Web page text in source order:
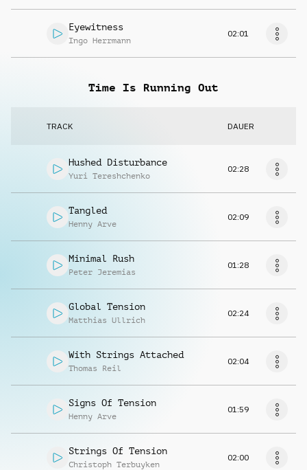
Eyewitness
Ingo Herrmann
02:01
Time Is Running Out
TRACK DAUER
Hushed Disturbance
Yuri Tereshchenko
02:28
Tangled
Henny Arve
02:09
Minimal Rush
Peter Jeremias
01:28
Global Tension
Matthias Ullrich
02:24
With Strings Attached
Thomas Reil
02:04
Signs Of Tension
Henny Arve
01:59
Strings Of Tension
Christoph Terbuyken
02:00